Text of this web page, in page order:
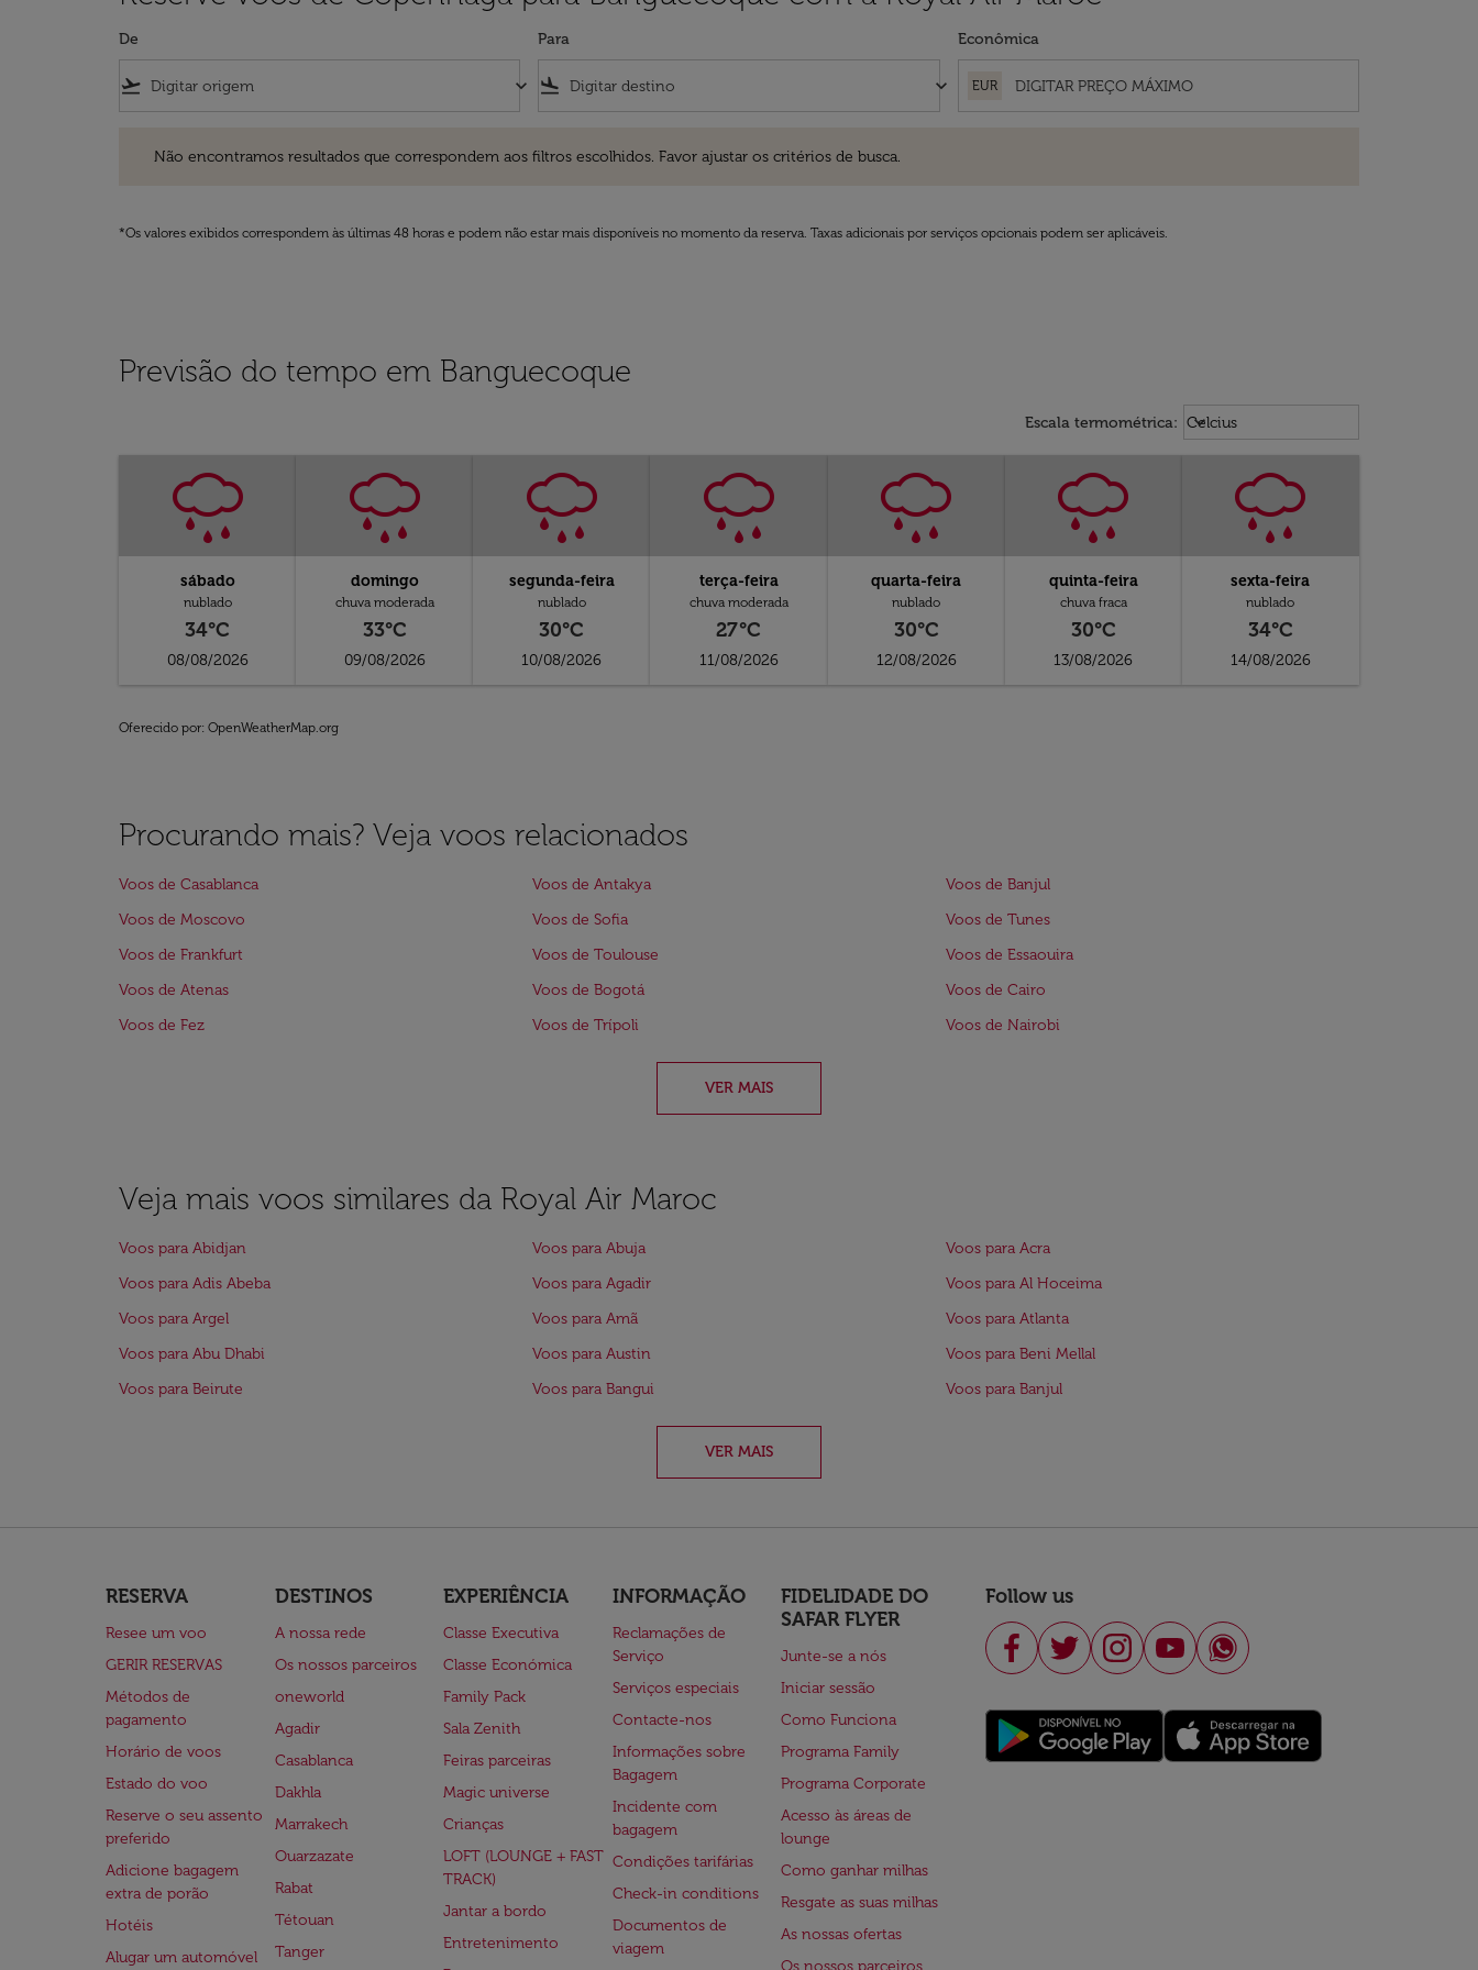
De
flight_takeoff keyboard_arrow_down
Para
flight_land keyboard_arrow_down
Econômica
EUR
Não encontramos resultados que correspondem aos filtros escolhidos. Favor ajustar os critérios de busca.
*Os valores exibidos correspondem às últimas 48 horas e podem não estar mais disponíveis no momento da reserva. Taxas adicionais por serviços opcionais podem ser aplicáveis.
Previsão do tempo em Banguecoque
Escala termométrica: Weather unit option Celcius
Celcius
keyboard_arrow_down
sábado
nublado
34°C
08/08/2026
domingo
chuva moderada
33°C
09/08/2026
segunda-feira
nublado
30°C
10/08/2026
terça-feira
chuva moderada
27°C
11/08/2026
quarta-feira
nublado
30°C
12/08/2026
quinta-feira
chuva fraca
30°C
13/08/2026
sexta-feira
nublado
34°C
14/08/2026
Oferecido por: OpenWeatherMap.org
Procurando mais? Veja voos relacionados
Voos de Casablanca Voos de Antakya
Voos de Banjul
Voos de Moscovo
Voos de Sofia
Voos de Tunes
Voos de Frankfurt
Voos de Toulouse
Voos de Essaouira
Voos de Atenas
Voos de Bogotá
Voos de Cairo
Voos de Fez
Voos de Trípoli Voos de Nairobi
VER MAIS
Veja mais voos similares da Royal Air Maroc
Voos para Abidjan Voos para Abuja
Voos para Acra
Voos para Adis Abeba
Voos para Agadir
Voos para Al Hoceima
Voos para Argel
Voos para Amã
Voos para Atlanta
Voos para Abu Dhabi
Voos para Austin
Voos para Beni Mellal
Voos para Beirute
Voos para Bangui Voos para Banjul
VER MAIS
RESERVA
Resee um voo
GERIR RESERVAS
Métodos de
pagamento
Horário de voos
Estado do voo
Reserve o seu assento
preferido
Adicione bagagem
extra de porão
Hotéis
Alugar um automóvel
DESTINOS
A nossa rede
Os nossos parceiros
oneworld
Agadir
Casablanca
Dakhla
Marrakech
Ouarzazate
Rabat
Tétouan
Tanger
EXPERIÊNCIA
Classe Executiva
Classe Económica
Family Pack
Sala Zenith
Feiras parceiras
Magic universe
Crianças
LOFT (LOUNGE + FAST
TRACK)
Jantar a bordo
Entretenimento
INFORMAÇÃO
Reclamações de
Serviço
Serviços especiais
Contacte-nos
Informações sobre
Bagagem
Incidente com
bagagem
Condições tarifárias
Check-in conditions
Documentos de
viagem
FIDELIDADE DO
SAFAR FLYER
Junte-se a nós
Iniciar sessão
Como Funciona
Programa Family
Programa Corporate
Acesso às áreas de
lounge
Como ganhar milhas
Resgate as suas milhas
As nossas ofertas
Os nossos parceiros
Follow us